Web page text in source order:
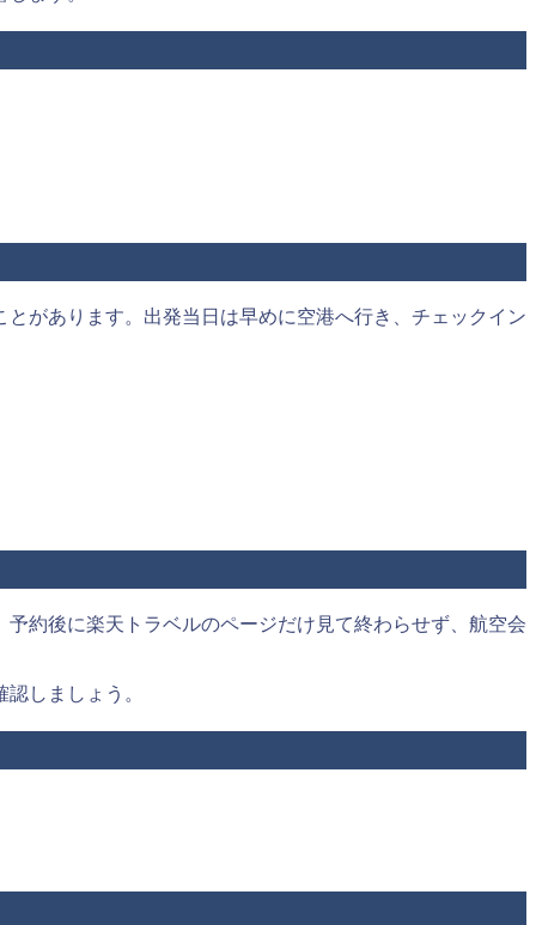
があります。出発当日は早めに空港へ行き、チェックイン
約後に楽天トラベルのページだけ見て終わらせず、航空会
しましょう。